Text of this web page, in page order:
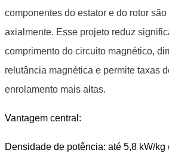
componentes do estator e do rotor
axialmente. Esse projeto reduz
comprimento do circuito magnético,
relutância magnética e permite taxas
enrolamento mais altas.
Vantagem central:
Densidade de potência: até 5,8 kW/